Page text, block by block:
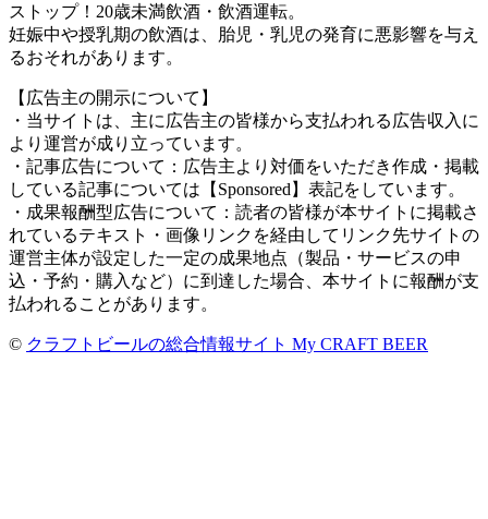
ストップ！20歳未満飲酒・飲酒運転。
妊娠中や授乳期の飲酒は、胎児・乳児の発育に悪影響を与え
るおそれがあります。
【広告主の開示について】
・当サイトは、主に広告主の皆様から支払われる広告収入に
より運営が成り立っています。
・記事広告について：広告主より対価をいただき作成・掲載
している記事については【Sponsored】表記をしています。
・成果報酬型広告について：読者の皆様が本サイトに掲載さ
れているテキスト・画像リンクを経由してリンク先サイトの
運営主体が設定した一定の成果地点（製品・サービスの申
込・予約・購入など）に到達した場合、本サイトに報酬が支
払われることがあります。
© クラフトビールの総合情報サイト My CRAFT BEER